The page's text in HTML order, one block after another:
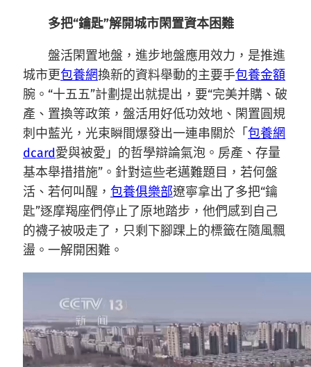
多把“鑰匙”解開城市閑置資本困難
盤活閑置地盤，進步地盤應用效力，是推進
城市更包養網換新的資料舉動的主要手包養金額
腕。“十五五”計劃提出就提出，要“完美并購、破
產、置換等政策，盤活用好低功效地、閑置圓規
刺中藍光，光束瞬間爆發出一連串關於「 包養網
dcard愛與被愛」的哲學辯論氣泡。房產、存量
基本舉措措施”。針對這些老邁難題目，若何盤
活、若何叫醒， 包養俱樂部遼寧拿出了多把“鑰
匙”逐摩羯座們停止了原地踏步，他們感到自己
的襪子被吸走了，只剩下腳踝上的標籤在隨風飄
盪。一解開困難。